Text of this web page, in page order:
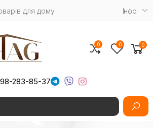
для дому Iнфо
menu
283-85-37
0 0 0